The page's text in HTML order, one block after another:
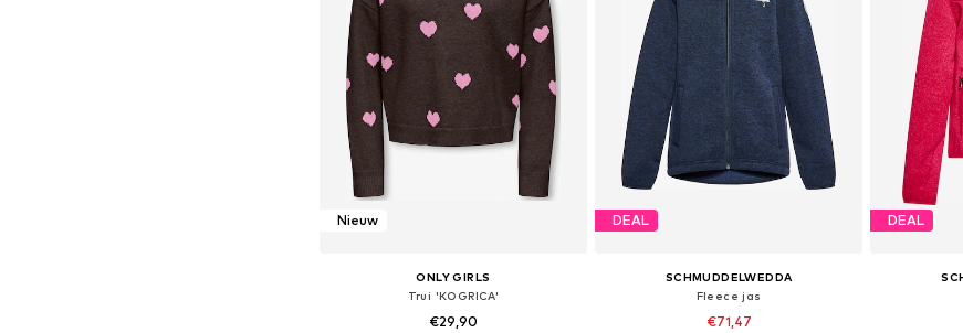
Nieuw
ONLY GIRLS
Trui 'KOGRICA'
€29,90
DEAL
SCHMUDDELWEDDA
Fleece jas
€71,47
DEAL